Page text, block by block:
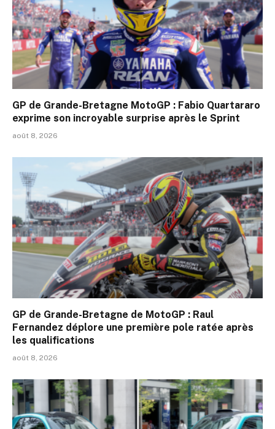
GP de Grande-Bretagne MotoGP : Fabio Quartararo
exprime son incroyable surprise après le Sprint
août 8, 2026
GP de Grande-Bretagne de MotoGP : Raul
Fernandez déplore une première pole ratée après
les qualifications
août 8, 2026